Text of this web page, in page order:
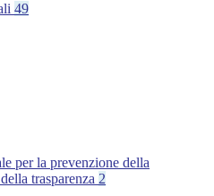
49
per la prevenzione della
trasparenza 2